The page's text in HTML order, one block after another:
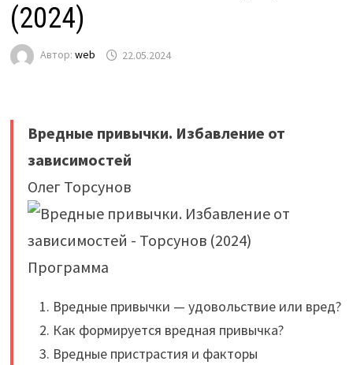
(2024)
Автор: web 22.05.2024
Вредные привычки. Избавление от
зависимостей
Олег Торсунов
Программа
Вредные привычки — удовольствие или вред?
Как формируется вредная привычка?
Вредные пристрастия и факторы